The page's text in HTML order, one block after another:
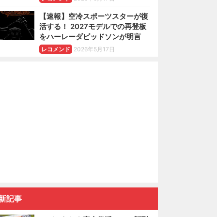
【速報】空冷スポーツスターが復
活する！ 2027モデルでの再登板
をハーレーダビッドソンが明言
レコメンド 2026年5月17日
記事